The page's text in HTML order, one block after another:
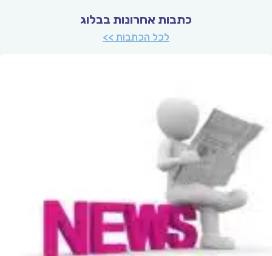
כתבות אחרונות בבלוג
לכל הכתבות >>